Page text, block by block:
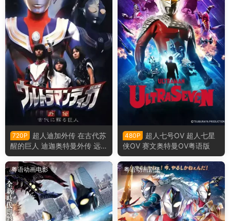
720P
超人迪加外传 在古代苏
醒的巨人 迪迦奥特曼外传 远
古复苏的巨人粤语版
480P
超人七号OV 超人七星
侠OV 赛文奥特曼OV粤语版
粤语动画电影 粤语动画剧集